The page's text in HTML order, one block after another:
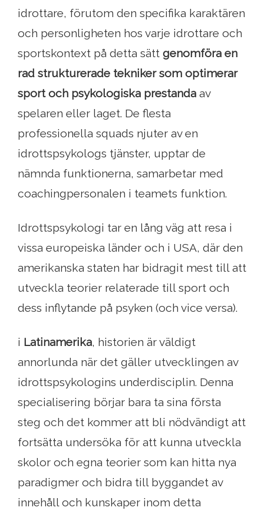
idrottare, förutom den specifika karaktären
och personligheten hos varje idrottare och
sportskontext på detta sätt genomföra en
rad strukturerade tekniker som optimerar
sport och psykologiska prestanda av
spelaren eller laget. De flesta
professionella squads njuter av en
idrottspsykologs tjänster, upptar de
nämnda funktionerna, samarbetar med
coachingpersonalen i teamets funktion.
Idrottspsykologi tar en lång väg att resa i
vissa europeiska länder och i USA, där den
amerikanska staten har bidragit mest till att
utveckla teorier relaterade till sport och
dess inflytande på psyken (och vice versa).
i Latinamerika, historien är väldigt
annorlunda när det gäller utvecklingen av
idrottspsykologins underdisciplin. Denna
specialisering börjar bara ta sina första
steg och det kommer att bli nödvändigt att
fortsätta undersöka för att kunna utveckla
skolor och egna teorier som kan hitta nya
paradigmer och bidra till byggandet av
innehåll och kunskaper inom detta